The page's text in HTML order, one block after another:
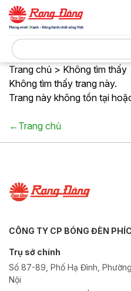
Trang chủ > Không tìm thấy
Không tìm thấy trang này.
Trang này không tồn tại
←Trang chủ
CÔNG TY CP BÓNG ĐÈN
Trụ sở chính
Số 87-89, Phố Hạ Đình,
Nội